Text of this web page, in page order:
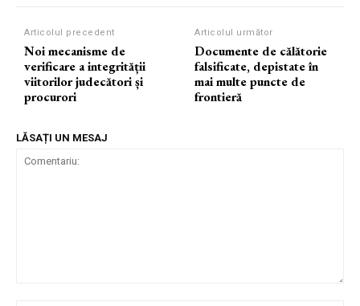
Articolul precedent
Noi mecanisme de
verificare a integrității
viitorilor judecători și
procurori
Articolul următor
Documente de călătorie
falsificate, depistate în
mai multe puncte de
frontieră
LĂSAȚI UN MESAJ